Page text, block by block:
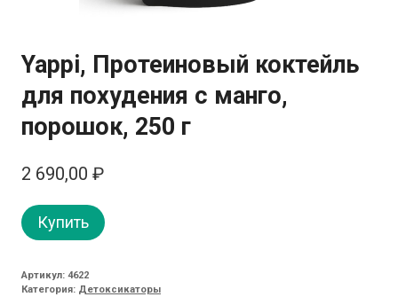
Yappi, Протеиновый коктейль
для похудения с манго,
порошок, 250 г
2 690,00 ₽
Купить
Артикул: 4622
Категория: Детоксикаторы